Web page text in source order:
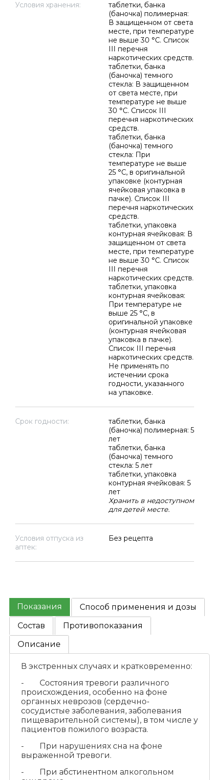
Условия хранения:
таблетки, банка
(баночка) полимерная:
В защищенном от света
месте, при температуре
не выше 30 °C. Список
III перечня
наркотических средств.
таблетки, банка
(баночка) темного
стекла: В защищенном
от света месте, при
температуре не выше
30 °C. Список III
перечня наркотических
средств.
таблетки, банка
(баночка) темного
стекла: При
температуре не выше
25 °C, в оригинальной
упаковке (контурная
ячейковая упаковка в
пачке). Список III
перечня наркотических
средств.
таблетки, упаковка
контурная ячейковая: В
защищенном от света
месте, при температуре
не выше 30 °C. Список
III перечня
наркотических средств.
таблетки, упаковка
контурная ячейковая:
При температуре не
выше 25 °C, в
оригинальной упаковке
(контурная ячейковая
упаковка в пачке).
Список III перечня
наркотических средств.
Не применять по
истечении срока
годности, указанного
на упаковке.
Срок годности:
таблетки, банка
(баночка) полимерная: 5
лет
таблетки, банка
(баночка) темного
стекла: 5 лет
таблетки, упаковка
контурная ячейковая: 5
лет
Хранить в недоступном
для детей месте.
Условия отпуска из
аптек:
Без рецепта
Показания
Способ применения и дозы
Состав
Противопоказания
Описание
В экстренных случаях и кратковременно:
- Состояния тревоги различного
происхождения, особенно на фоне
органных неврозов (сердечно-
сосудистые заболевания, заболевания
пищеварительной системы), в том числе у
пациентов пожилого возраста.
- При нарушениях сна на фоне
выраженной тревоги.
- При абстинентном алкогольном